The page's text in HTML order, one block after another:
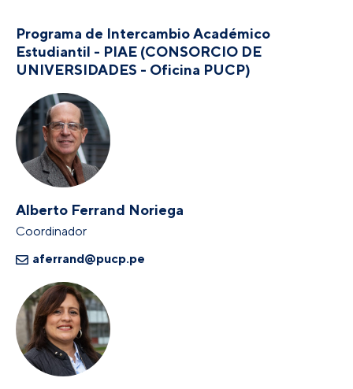
Programa de Intercambio Académico
Estudiantil - PIAE (CONSORCIO DE
UNIVERSIDADES - Oficina PUCP)
Alberto Ferrand Noriega
Coordinador
aferrand@pucp.pe